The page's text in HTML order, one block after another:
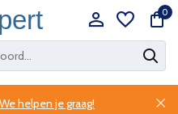
0
We helpen je graag!